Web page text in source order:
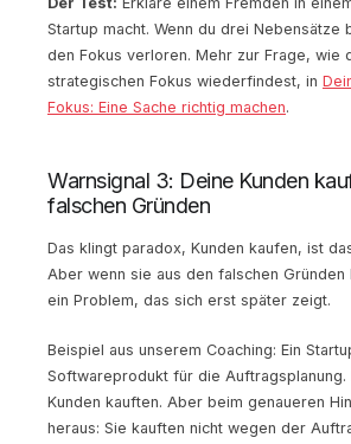
Startup macht. Wenn du drei Nebensätze
den Fokus verloren. Mehr zur Frage, wie
strategischen Fokus wiederfindest, in
Fokus: Eine Sache richtig machen.
Warnsignal 3: Deine Kunden
falschen Gründen
Das klingt paradox, Kunden kaufen, ist
Aber wenn sie aus den falschen Gründen
ein Problem, das sich erst später zeigt.
Beispiel aus unserem Coaching: Ein
Softwareprodukt für die Auftragsplanung.
Kunden kauften. Aber beim genaueren
heraus: Sie kauften nicht wegen der